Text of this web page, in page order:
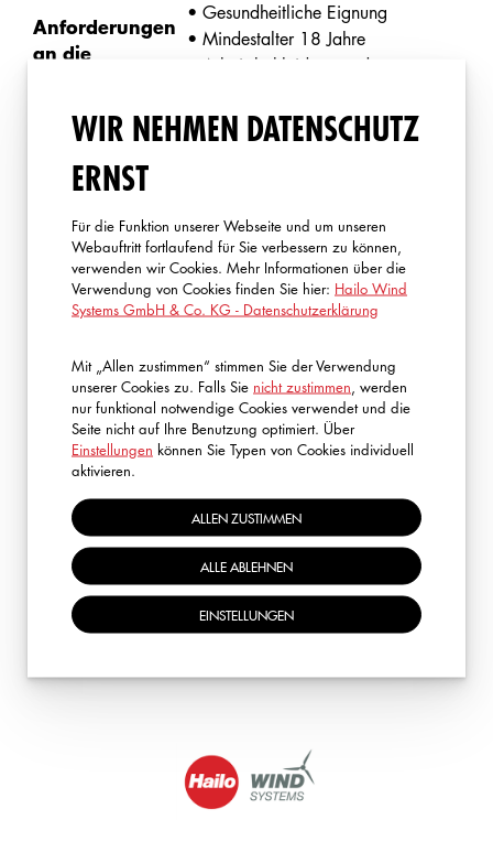
Anforderungen
an die
• Gesundheitliche Eignung
• Mindestalter 18 Jahre
• Arbeitsbekleidung und
Dauer ca. 4-5 Stunden
Teilnehmerzahl
Schulungsort
Safety And Rescue Academy
Siemensstrasse 20
35708 Haiger
oder vor Ort (Inhouse) nach
Hochregalstapler benötigt
Gültigkeit des
Zertifikates
1 Jahr
Bemerkungen
Entspricht den Vorgaben der DGUV-
Regel 112-198 und 112-199
ZURÜCK ZUR ÜBERSICHT
WIR NEHMEN DATENSCHUTZ
ERNST
Für die Funktion unserer Webseite und um unseren
Webauftritt fortlaufend für Sie verbessern zu können,
verwenden wir Cookies. Mehr Informationen über die
Verwendung von Cookies finden Sie hier: Hailo Wind
Systems GmbH & Co. KG - Datenschutzerklärung
Mit „Allen zustimmen“ stimmen Sie der Verwendung
unserer Cookies zu. Falls Sie nicht zustimmen , werden
nur funktional notwendige Cookies verwendet und die
Seite nicht auf Ihre Benutzung optimiert. Über
Einstellungen können Sie Typen von Cookies individuell
aktivieren.
ALLEN ZUSTIMMEN
ALLE ABLEHNEN
EINSTELLUNGEN